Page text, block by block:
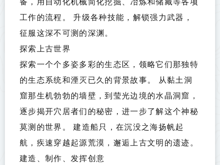
工作的流程。 升级各种技能，解锁强力武器，
征服这深不可测的深渊。
探索上古世界
探索一个个多姿多彩的生态区，领略它们那独特
的生态系统和湮灭已久的背景故事。 从黏土洞
窟那生机勃勃的墙壁，到莹光边境的水晶洞窟，
逐步揭开穴居者们的秘密，进一步了解这个神秘
莫测的世界。 建造船只，在沉没之海扬帆起
航，疾速穿越起源荒漠，邂逅上古文明的遗迹。
建造、制作、发挥创意